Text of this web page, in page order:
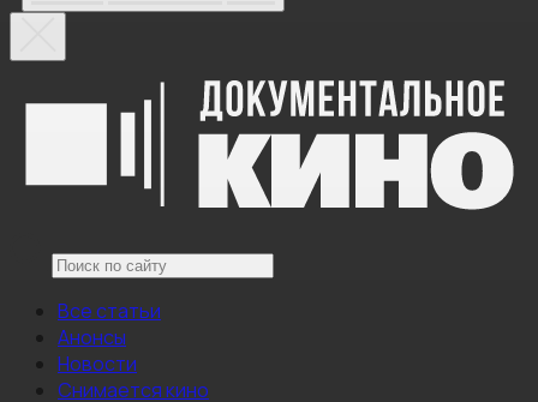
Все статьи
Анонсы
Новости
Снимается кино